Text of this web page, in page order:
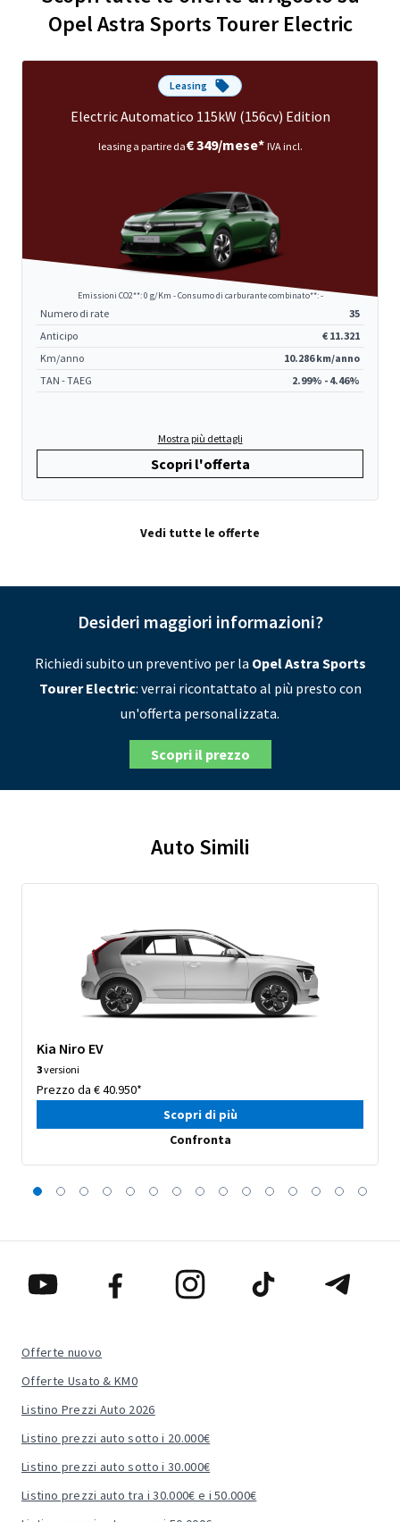
Opel Astra Sports Tourer Electric
Leasing
Electric Automatico 115kW (156cv) Edition
leasing a partire da€ 349/mese* IVA incl.
Emissioni CO2**: 0 g/Km - Consumo di carburante combinato**: -
Numero di rate
35
Anticipo
€ 11.321
Km/anno
10.286 km/anno
TAN - TAEG
2.99% - 4.46%
Mostra più dettagli
Scopri l'offerta
Vedi tutte le offerte
Desideri maggiori informazioni?
Richiedi subito un preventivo per la Opel Astra Sports
Tourer Electric: verrai ricontattato al più presto con
un'offerta personalizzata.
Scopri il prezzo
Auto Simili
Kia Niro EV
3versioni
Prezzo da € 40.950*
Scopri di più
Confronta
Offerte nuovo
Offerte Usato & KM0
Listino Prezzi Auto 2026
Listino prezzi auto sotto i 20.000€
Listino prezzi auto sotto i 30.000€
Listino prezzi auto tra i 30.000€ e i 50.000€